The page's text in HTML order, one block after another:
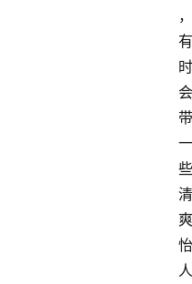
，
有
时
会
带
一
些
清
爽
怡
人